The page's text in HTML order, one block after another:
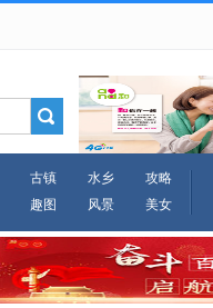
古镇 水乡
攻略
趣图 风景 美女